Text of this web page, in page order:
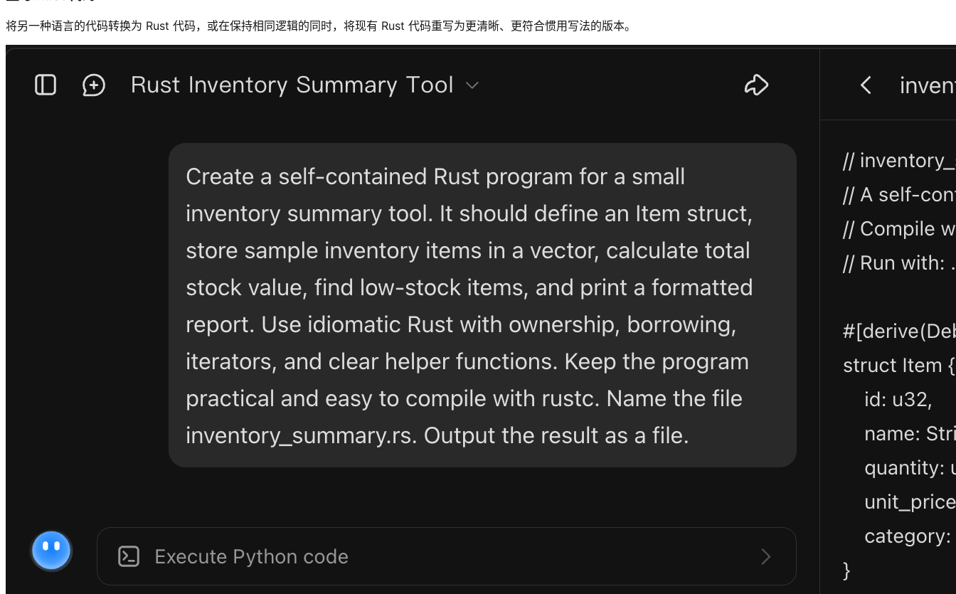
将另一种语言的代码转换为 Rust 代码，或在保持相同逻辑的同时，将现有 Rust 代码重写为更清晰、更符合惯用写法的版本。